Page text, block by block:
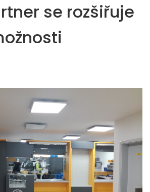
se rozšiřuje